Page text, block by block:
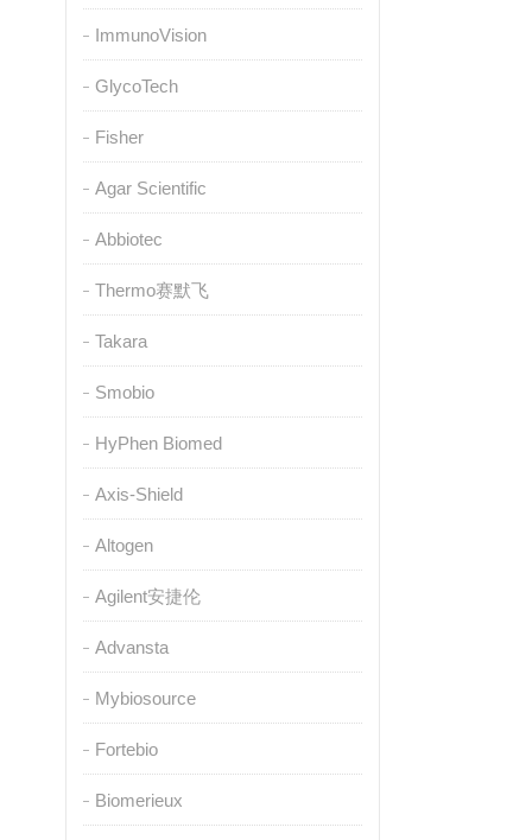
ImmunoVision
GlycoTech
Fisher
Agar Scientific
Abbiotec
Thermo赛默飞
Takara
Smobio
HyPhen Biomed
Axis-Shield
Altogen
Agilent安捷伦
Advansta
Mybiosource
Fortebio
Biomerieux